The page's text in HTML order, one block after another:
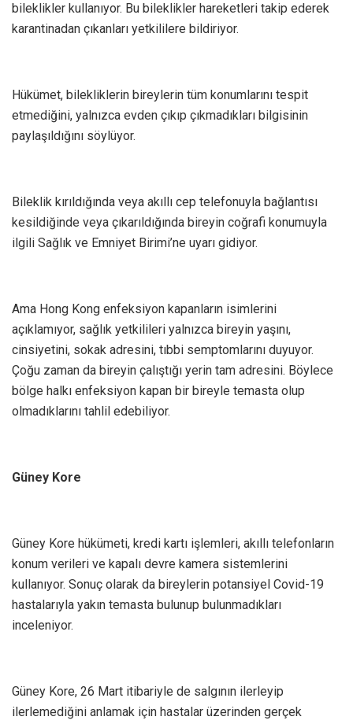
bileklikler kullanıyor. Bu bileklikler hareketleri takip ederek
karantinadan çıkanları yetkililere bildiriyor.
Hükümet, bilekliklerin bireylerin tüm konumlarını tespit
etmediğini, yalnızca evden çıkıp çıkmadıkları bilgisinin
paylaşıldığını söylüyor.
Bileklik kırıldığında veya akıllı cep telefonuyla bağlantısı
kesildiğinde veya çıkarıldığında bireyin coğrafi konumuyla
ilgili Sağlık ve Emniyet Birimi’ne uyarı gidiyor.
Ama Hong Kong enfeksiyon kapanların isimlerini
açıklamıyor, sağlık yetkilileri yalnızca bireyin yaşını,
cinsiyetini, sokak adresini, tıbbi semptomlarını duyuyor.
Çoğu zaman da bireyin çalıştığı yerin tam adresini. Böylece
bölge halkı enfeksiyon kapan bir bireyle temasta olup
olmadıklarını tahlil edebiliyor.
Güney Kore
Güney Kore hükümeti, kredi kartı işlemleri, akıllı telefonların
konum verileri ve kapalı devre kamera sistemlerini
kullanıyor. Sonuç olarak da bireylerin potansiyel Covid-19
hastalarıyla yakın temasta bulunup bulunmadıkları
inceleniyor.
Güney Kore, 26 Mart itibariyle de salgının ilerleyip
ilerlemediğini anlamak için hastalar üzerinden gerçek